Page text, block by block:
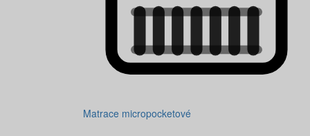
Matrace micropocketové